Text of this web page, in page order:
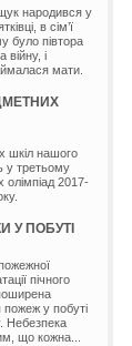
народився у
в сім’ї
було півтора
війну, і
мати.
шкіл нашого
у третьому
олімпіад 2017-
У ПОБУТІ
пічного
у побуті
Небезпека
що кожна...